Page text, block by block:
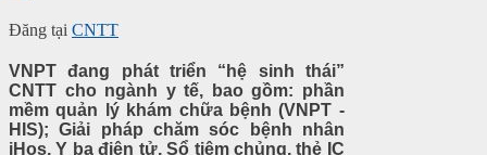
Đăng tại CNTT
VNPT đang phát triển “hệ sinh thái”
CNTT cho ngành y tế, bao gồm: phần
mềm quản lý khám chữa bệnh (VNPT -
HIS); Giải pháp chăm sóc bệnh nhân
iHos, Y bạ điện tử, Sổ tiêm chủng, thẻ IC